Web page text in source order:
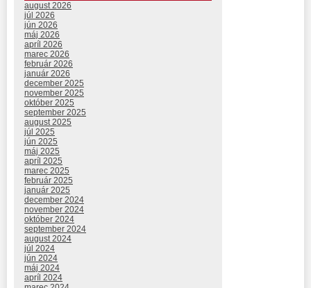
august 2026
júl 2026
jún 2026
máj 2026
apríl 2026
marec 2026
február 2026
január 2026
december 2025
november 2025
október 2025
september 2025
august 2025
júl 2025
jún 2025
máj 2025
apríl 2025
marec 2025
február 2025
január 2025
december 2024
november 2024
október 2024
september 2024
august 2024
júl 2024
jún 2024
máj 2024
apríl 2024